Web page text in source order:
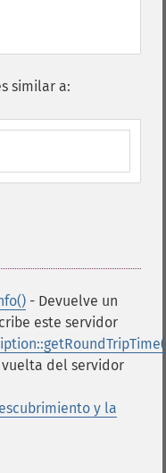
similar a:
- Devuelve un
este servidor
del servidor
y la